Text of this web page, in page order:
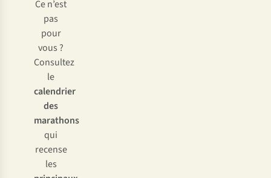
Ce n’est
pas
pour
vous ?
Consultez
le
calendrier
des
marathons
qui
recense
les